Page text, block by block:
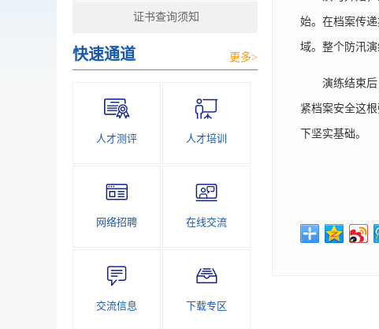
证书查询须知
快速通道 更多>
人才测评 人才培训
网络招聘 在线交流
交流信息 下载专区
始。在档案传
域。整个防汛
演练结束后，
紧档案安全这
下坚实基础。